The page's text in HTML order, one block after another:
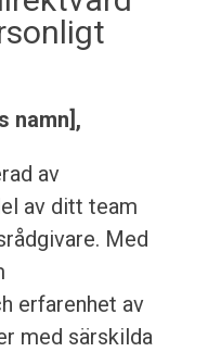
namn],
av
av ditt team
Med
erfarenhet av
med särskilda